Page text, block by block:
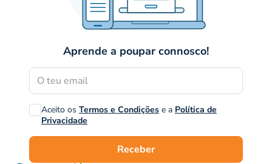
Aprende a poupar connosco!
Aceito os Termos e Condições e a Política de
Privacidade
Receber